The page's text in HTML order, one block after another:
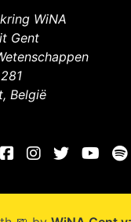
WiNA
Gent
België